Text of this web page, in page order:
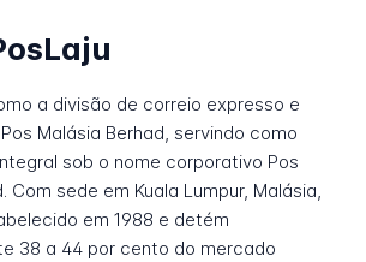
a divisão de correio expresso e
Malásia Berhad, servindo como
sob o nome corporativo Pos
Com sede em Kuala Lumpur, Malásia,
em 1988 e detém
38 a 44 por cento do mercado